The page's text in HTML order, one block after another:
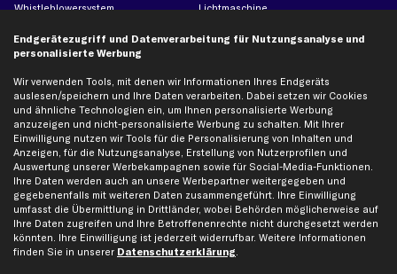
Whistleblowersystem
Widerrufsbelehrung
Lichtmaschine
Stoßdämpfer
Scheibenwischer
Top Automarken
Audi Ersatzteile
BMW Ersatzteile
Ford Ersatzteile
Mercedes-Benz Ersatzteile
Endgerätezugriff und Datenverarbeitung für Nutzungsanalyse und
personalisierte Werbung
Wir verwenden Tools, mit denen wir Informationen Ihres Endgeräts
auslesen/speichern und Ihre Daten verarbeiten. Dabei setzen wir Cookies
und ähnliche Technologien ein, um Ihnen personalisierte Werbung
anzuzeigen und nicht-personalisierte Werbung zu schalten. Mit Ihrer
Einwilligung nutzen wir Tools für die Personalisierung von Inhalten und
Anzeigen, für die Nutzungsanalyse, Erstellung von Nutzerprofilen und
Auswertung unserer Werbekampagnen sowie für Social-Media-Funktionen.
Ihre Daten werden auch an unsere Werbepartner weitergegeben und
gegebenenfalls mit weiteren Daten zusammengeführt. Ihre Einwilligung
umfasst die Übermittlung in Drittländer, wobei Behörden möglicherweise auf
Ihre Daten zugreifen und Ihre Betroffenenrechte nicht durchgesetzt werden
könnten. Ihre Einwilligung ist jederzeit widerrufbar. Weitere Informationen
finden Sie in unserer Datenschutzerklärung.